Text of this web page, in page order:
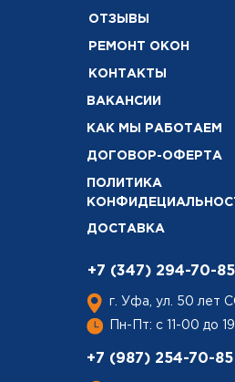
ВАКАНСИИ
ДОСТАВКА
ПОЛИТИКА
ДОГОВОР-ОФЕРТА
КАК МЫ РАБОТАЕМ
КОНТАКТЫ
РЕМОНТ ОКОН
ОТЗЫВЫ
Пн-Пт: с 11-00 до
г. Уфа, ул. 50 лет
+7 (987) 254-70-85
+7 (347) 294-70-85